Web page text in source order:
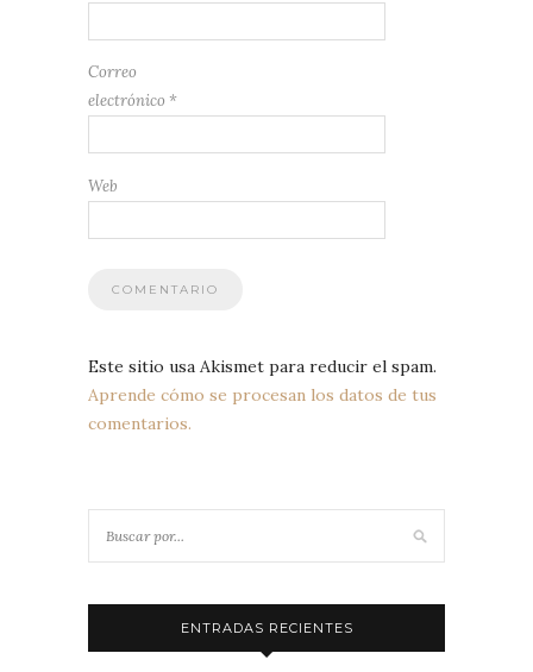
Correo
electrónico *
Web
Este sitio usa Akismet para reducir el spam.
Aprende cómo se procesan los datos de tus
comentarios.
ENTRADAS RECIENTES